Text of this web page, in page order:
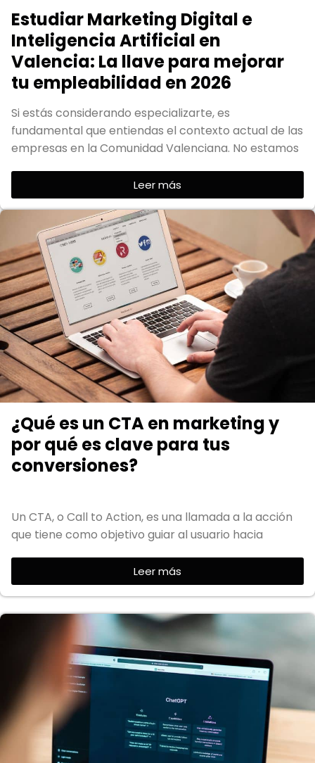
Estudiar Marketing Digital e
Inteligencia Artificial en
Valencia: La llave para mejorar
tu empleabilidad en 2026
Si estás considerando especializarte, es
fundamental que entiendas el contexto actual de las
empresas en la Comunidad Valenciana. No estamos
Leer más
¿Qué es un CTA en marketing y
por qué es clave para tus
conversiones?
Un CTA, o Call to Action, es una llamada a la acción
que tiene como objetivo guiar al usuario hacia
Leer más